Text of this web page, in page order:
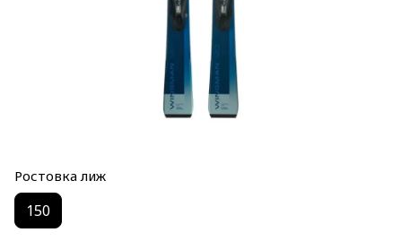
Ростовка лиж
150